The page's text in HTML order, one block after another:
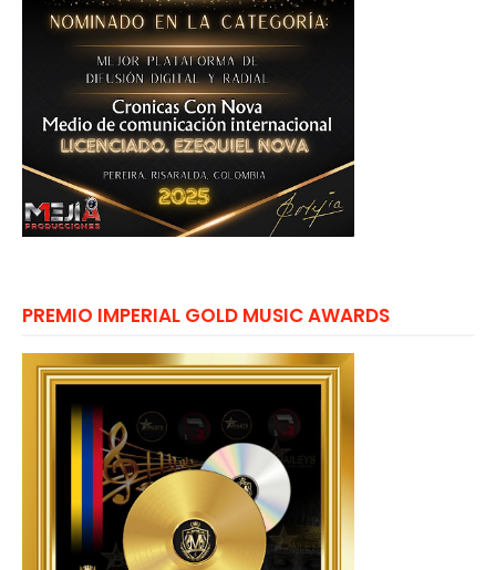
PREMIO IMPERIAL GOLD MUSIC AWARDS